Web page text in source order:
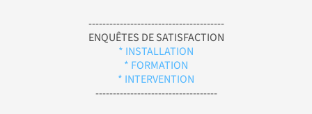
---------------------------------------
ENQUÊTES DE SATISFACTION
* INSTALLATION
* FORMATION
* INTERVENTION
-----------------------------------